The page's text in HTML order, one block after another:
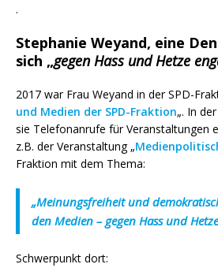
.
Stephanie Weyand, eine
sich „gegen Hass und Hetze
2017 war Frau Weyand in der SPD-
und Medien der SPD-Fraktion„. In
sie Telefonanrufe für Veranstaltungen
z.B. der Veranstaltung „
Fraktion mit dem Thema:
„Meinungsfreiheit und
den Medien – gegen Hass und
Schwerpunkt dort: